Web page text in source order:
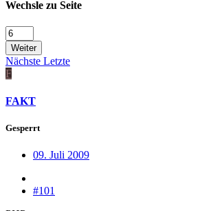
Wechsle zu Seite
Weiter
Nächste Letzte
F
FAKT
Gesperrt
09. Juli 2009
#101